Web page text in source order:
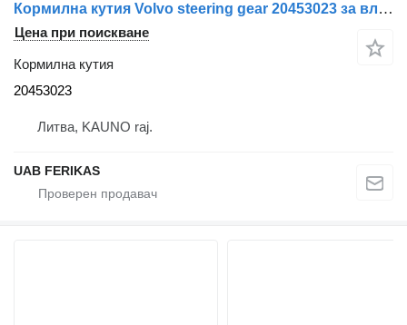
Кормилна кутия Volvo steering gear 20453023 за влекач Volvo FH
Цена при поискване
Кормилна кутия
20453023
Литва, KAUNO raj.
UAB FERIKAS